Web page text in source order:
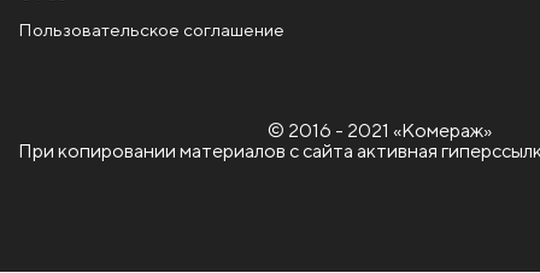
Пользовательское соглашение
© 2016 - 2021 «Комераж»
При копировании материалов с сайта активная